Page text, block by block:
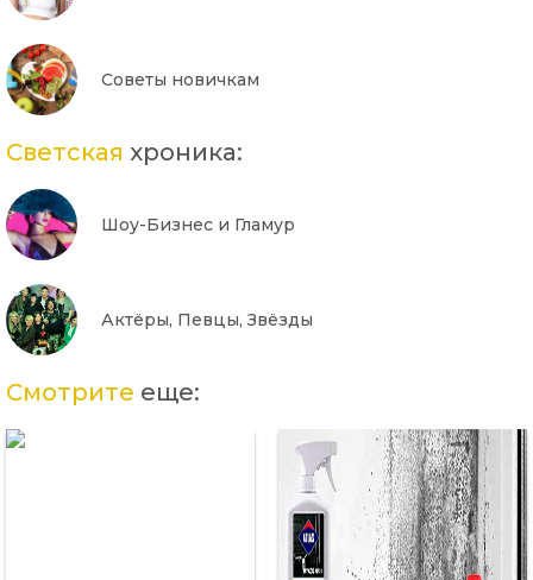
Советы новичкам
Светская хроника:
Шоу-Бизнес и Гламур
Актёры, Певцы, Звёзды
Смотрите еще: